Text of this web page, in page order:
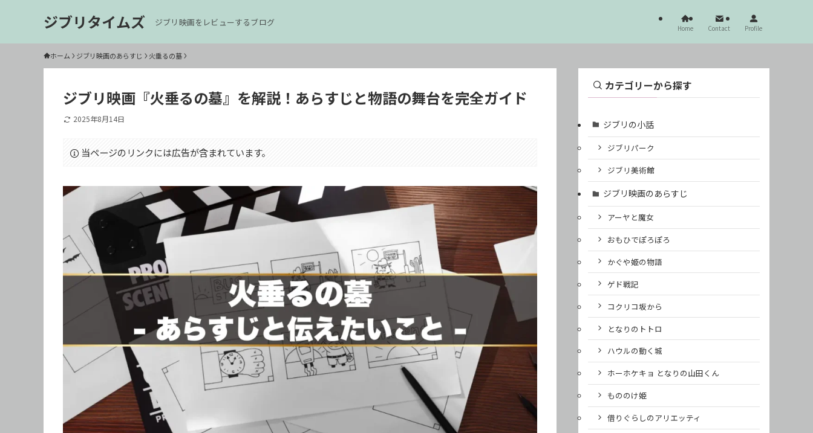
ジブリタイムズ ジブリ映画をレビューするブログ
Home Contact Profile
ホーム ジブリ映画のあらすじ 火垂るの墓
ジブリ映画『火垂るの墓』を解説！あらすじと物語の舞台を完全ガイド
2025年8月14日
当ページのリンクには広告が含まれています。
カテゴリーから探す
ジブリの小話
ジブリパーク
ジブリ美術館
ジブリ映画のあらすじ
アーヤと魔女
おもひでぽろぽろ
かぐや姫の物語
ゲド戦記
コクリコ坂から
となりのトトロ
ハウルの動く城
ホーホケキョ となりの山田くん
もののけ姫
借りぐらしのアリエッティ